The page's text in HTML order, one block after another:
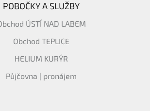
POBOČKY A SLUŽBY
ÚSTÍ NAD LABEM
Obchod TEPLICE
HELIUM KURÝR
Půjčovna | pronájem